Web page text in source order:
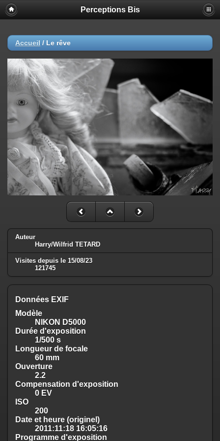
Perceptions Bis
Accueil / Le rêve
Auteur
Harry/Wilfrid TETARD
Visites depuis le 15/08/23
121745
Données EXIF
Modèle
NIKON D5000
Durée d'exposition
1/500 s
Longueur de focale
60 mm
Ouverture
2.2
Compensation d'exposition
0 EV
ISO
200
Date et heure (originel)
2011:11:18 16:05:16
Programme d'exposition